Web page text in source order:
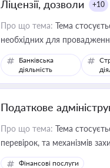
Ліцензії, дозволи +10
Про що тема: Тема
необхідних для
Банківська
діяльність
Податкове
Про що тема: Тема
перевірок, та механізмів
Фінансові послуги